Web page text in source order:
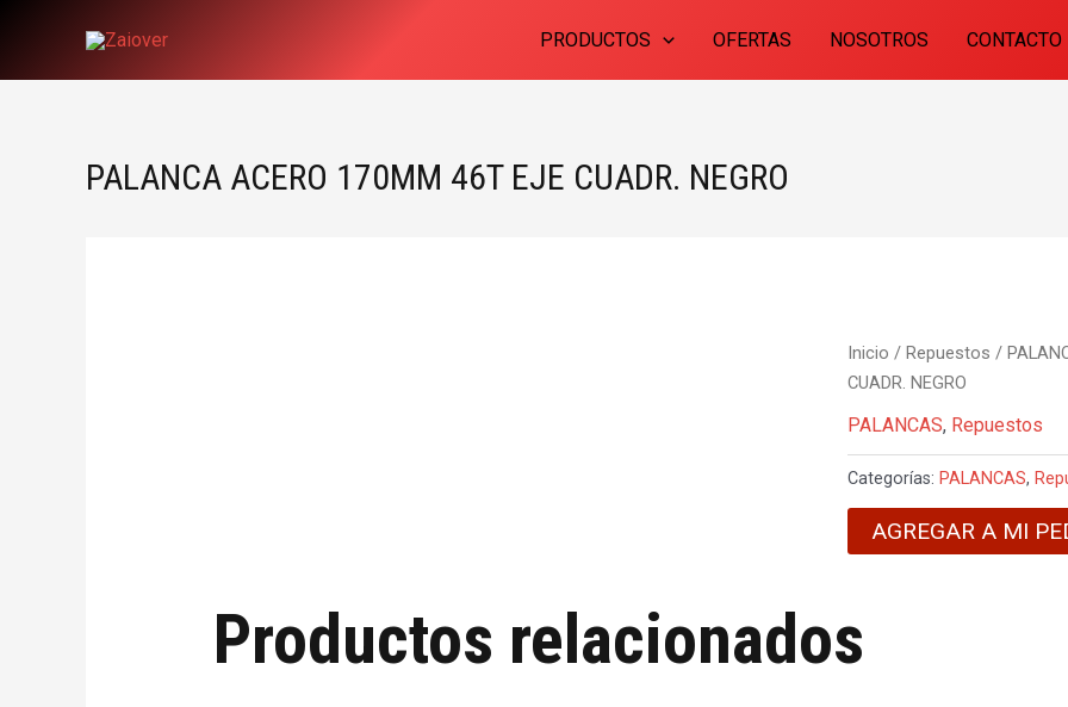
PRODUCTOS OFERTAS NOSOTROS CONTACTO
PALANCA ACERO 170MM 46T EJE CUADR. NEGRO
Inicio / Repuestos /
CUADR. NEGRO
PALANCAS, Repuestos
Categorías: PALANCAS,
AGREGAR A MI
Productos relacionados